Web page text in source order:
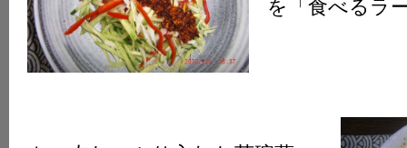
を「食べるラ